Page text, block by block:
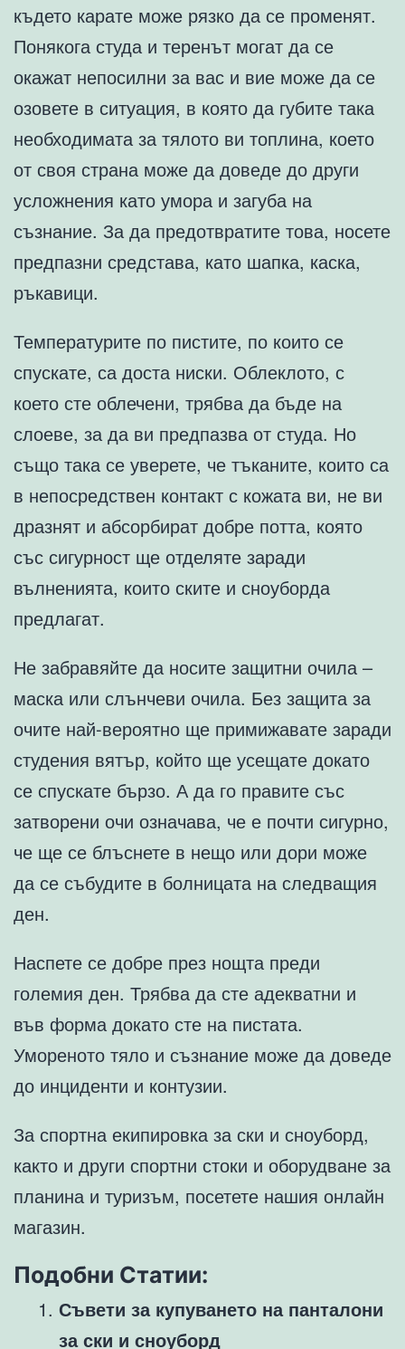
където карате може рязко да се променят.
Понякога студа и теренът могат да се
окажат непосилни за вас и вие може да се
озовете в ситуация, в която да губите така
необходимата за тялото ви топлина, което
от своя страна може да доведе до други
усложнения като умора и загуба на
съзнание. За да предотвратите това, носете
предпазни средстава, като шапка, каска,
ръкавици.
Температурите по пистите, по които се
спускате, са доста ниски. Облеклото, с
което сте облечени, трябва да бъде на
слоеве, за да ви предпазва от студа. Но
също така се уверете, че тъканите, които са
в непосредствен контакт с кожата ви, не ви
дразнят и абсорбират добре потта, която
със сигурност ще отделяте заради
вълненията, които ските и сноуборда
предлагат.
Не забравяйте да носите защитни очила –
маска или слънчеви очила. Без защита за
очите най-вероятно ще примижавате заради
студения вятър, който ще усещате докато
се спускате бързо. А да го правите със
затворени очи означава, че е почти сигурно,
че ще се блъснете в нещо или дори може
да се събудите в болницата на следващия
ден.
Наспете се добре през нощта преди
големия ден. Трябва да сте адекватни и
във форма докато сте на пистата.
Умореното тяло и съзнание може да доведе
до инциденти и контузии.
За спортна екипировка за ски и сноуборд,
както и други спортни стоки и оборудване за
планина и туризъм, посетете нашия онлайн
магазин.
Подобни Статии:
Съвети за купуването на панталони
за ски и сноуборд